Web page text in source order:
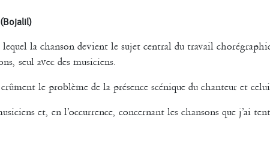
la chanson devient le sujet central du travail
seul avec des musiciens.
le problème de la présence scénique du chanteur et
et, en l’occurrence, concernant les chansons que j’ai